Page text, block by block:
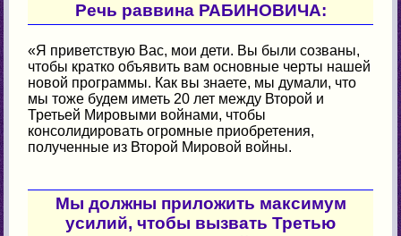
Речь раввина РАБИНОВИЧА:
«Я приветствую Вас, мои дети. Вы были созваны,
чтобы кратко объявить вам основные черты нашей
новой программы. Как вы знаете, мы думали, что
мы тоже будем иметь 20 лет между Второй и
Третьей Мировыми войнами, чтобы
консолидировать огромные приобретения,
полученные из Второй Мировой войны.
Мы должны приложить максимум
усилий, чтобы вызвать Третью